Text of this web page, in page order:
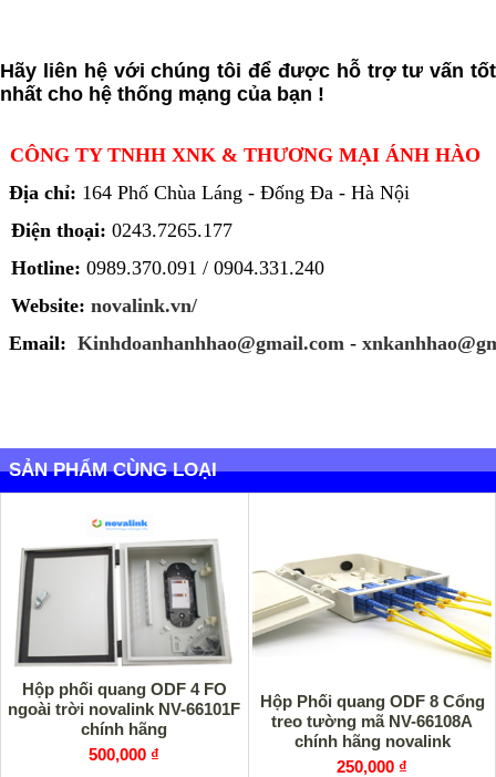
Hãy liên hệ với chúng tôi để được hỗ trợ tư vấn tốt
nhất cho hệ thống mạng của bạn !
CÔNG TY TNHH XNK & THƯƠNG MẠI ÁNH HÀO
Địa chỉ: 164 Phố Chùa Láng - Đống Đa - Hà Nội
Điện thoại: 0243.7265.177
Hotline: 0989.370.091 / 0904.331.240
Website: novalink.vn/
Email: Kinhdoanhanhhao@gmail.com -
SẢN PHẨM CÙNG LOẠI
Hộp phối quang ODF 4 FO
ngoài trời novalink NV-66101F
chính hãng
500,000 ₫
Hộp Phối quang ODF 8 Cổng
treo tường mã NV-66108A
chính hãng novalink
250,000 ₫